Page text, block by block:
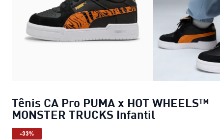
Tênis CA Pro PUMA x HOT WHEELS™
MONSTER TRUCKS Infantil
-33%